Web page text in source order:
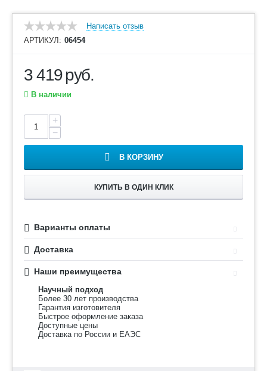
Написать отзыв
АРТИКУЛ: 06454
3 419руб.
В наличии
+
−
В КОРЗИНУ
КУПИТЬ В ОДИН КЛИК
Варианты оплаты
Доставка
Наши преимущества
Научный подход
Более 30 лет производства
Гарантия изготовителя
Быстрое оформление заказа
Доступные цены
Доставка по России и ЕАЭС